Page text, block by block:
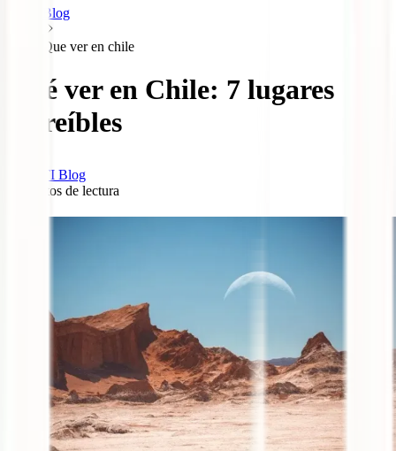
Blog
Que ver en chile
Qué ver en Chile: 7 lugares
increíbles
IATI Blog
minutos de lectura